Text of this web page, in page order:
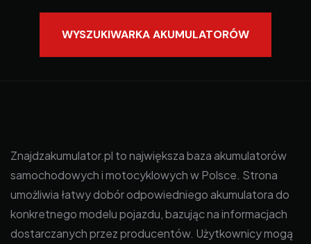
WYSZUKIWARKA AKUMULATORÓW
Znajdzakumulator.pl to największa baza akumulatorów
samochodowych i motocyklowych w Polsce. Strona
umożliwia łatwy dobór odpowiedniego akumulatora do
konkretnego modelu pojazdu, bazując na informacjach
dostarczanych przez producentów. Użytkownicy mogą